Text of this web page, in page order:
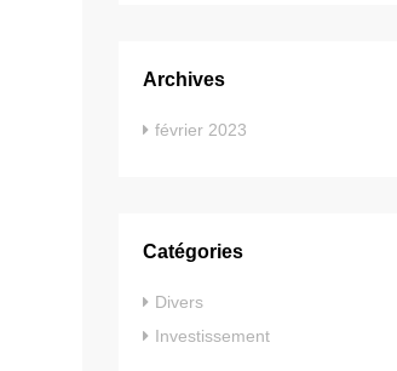
Archives
février 2023
Catégories
Divers
Investissement